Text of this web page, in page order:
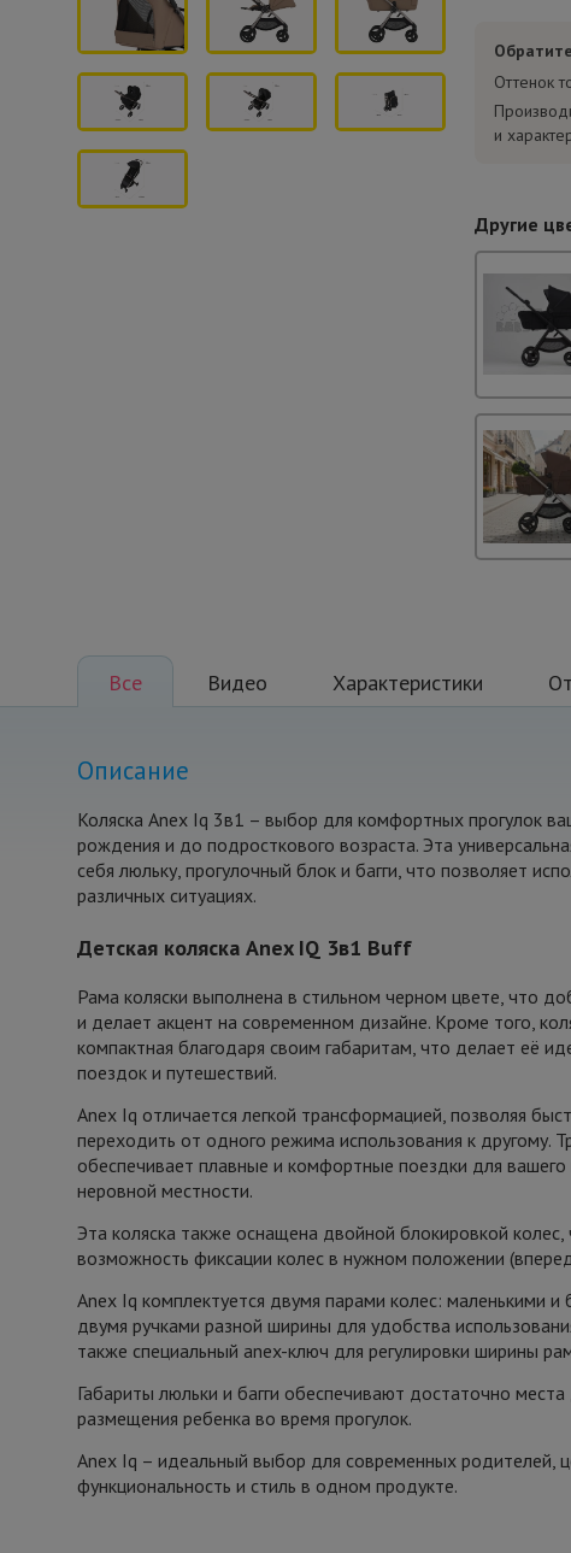
Оттенок
и
Другие
Все Видео Характеристики
Описание
Коляска Anex Iq 3в1 – выбор для комфортных прогулок
рождения и до подросткового возраста. Эта
себя люльку, прогулочный блок и багги, что позволяет
различных ситуациях.
Детская коляска Anex IQ 3в1 Buff
Рама коляски выполнена в стильном черном цвете, что
и делает акцент на современном дизайне. Кроме того,
компактная благодаря своим габаритам, что делает её
поездок и путешествий.
Anex Iq отличается легкой трансформацией, позволяя
переходить от одного режима использования к другому.
обеспечивает плавные и комфортные поездки для
неровной местности.
Эта коляска также оснащена двойной блокировкой колес,
возможность фиксации колес в нужном положении
Anex Iq комплектуется двумя парами колес: маленькими
двумя ручками разной ширины для удобства
также специальный anex-ключ для регулировки ширины
Габариты люльки и багги обеспечивают достаточно
размещения ребенка во время прогулок.
Anex Iq – идеальный выбор для современных родителей,
функциональность и стиль в одном продукте.